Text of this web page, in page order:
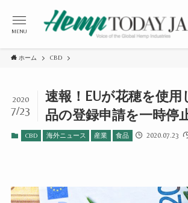
MENU
ホーム CBD
速報！EUが花穂を使用
品の登録申請を一時停
2020
7/23
CBD 海外ニュース 産業 食品 2020.07.23